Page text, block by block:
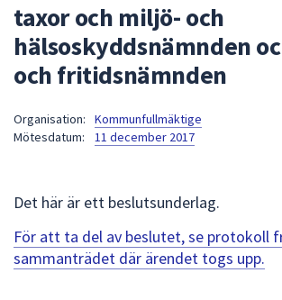
att
taxor och miljö- och
hälsoskyddsnämnden
och fritidsnämnden
Organisation:
Kommunfullmäktige
Mötesdatum:
11 december 2017
Det här är ett beslutsunderlag.
För att ta del av beslutet, se protokoll
sammanträdet där ärendet togs upp.